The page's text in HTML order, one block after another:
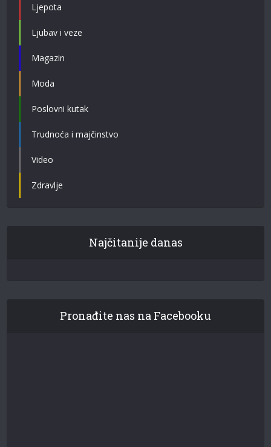
Ljepota
Ljubav i veze
Magazin
Moda
Poslovni kutak
Trudnoća i majčinstvo
Video
Zdravlje
Najčitanije danas
Pronađite nas na Facebooku